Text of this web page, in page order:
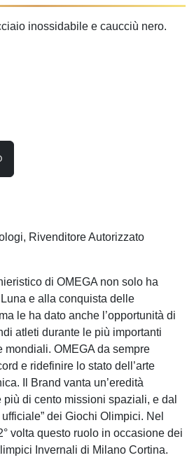
inossidabile e caucciù nero.
Rivenditore Autorizzato
di OMEGA non solo ha
e alla conquista delle
le ha dato anche l’opportunità di
atleti durante le più importanti
mondiali. OMEGA da sempre
e ridefinire lo stato dell’arte
Il Brand vanta un’eredità
di cento missioni spaziali, e dal
dei Giochi Olimpici. Nel
volta questo ruolo in occasione dei
Invernali di Milano Cortina.